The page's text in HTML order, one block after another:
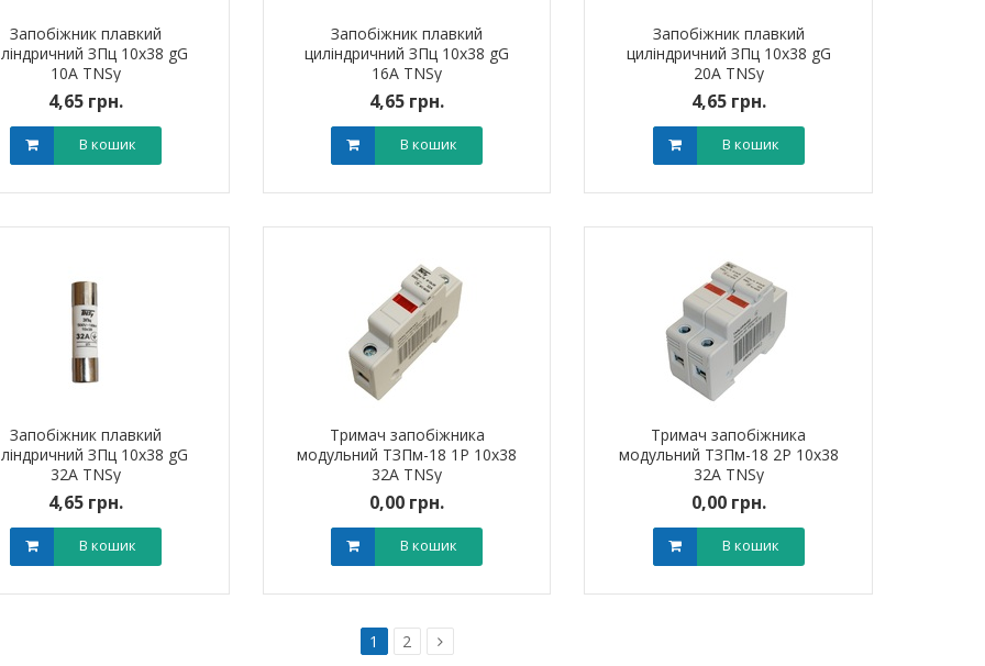
Запобіжник плавкий
ЗПц 10х38 gG
10A TNSy
4,65 грн.
В кошик
Запобіжник плавкий
циліндричний ЗПц 10х38 gG
16A TNSy
4,65 грн.
В кошик
Запобіжник плавкий
циліндричний ЗПц 10х38 gG
20A TNSy
4,65 грн.
В кошик
Запобіжник плавкий
ЗПц 10х38 gG
32A TNSy
4,65 грн.
В кошик
Тримач запобіжника
модульний ТЗПм-18 1P 10х38
32А TNSy
0,00 грн.
В кошик
Тримач запобіжника
модульний ТЗПм-18 2P 10х38
32А TNSy
0,00 грн.
В кошик
1 2